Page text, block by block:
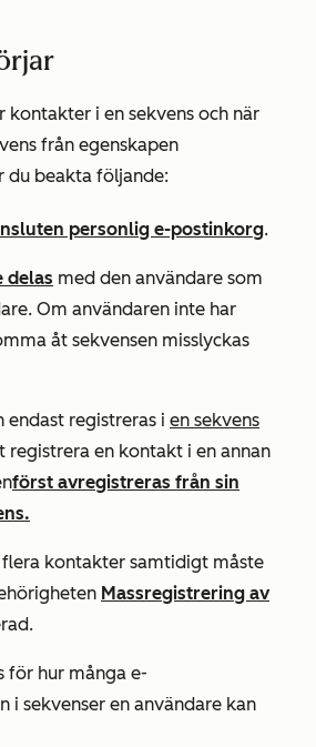
kontakter i en sekvens och när
från egenskapen
du beakta följande:
personlig e-postinkorg.
delas med den användare som
Om användaren inte har
åt sekvensen misslyckas
endast registreras i en sekvens
registrera en kontakt i en annan
först avregistreras från sin
kontakter samtidigt måste
Massregistrering av
för hur många e-
i sekvenser en användare kan